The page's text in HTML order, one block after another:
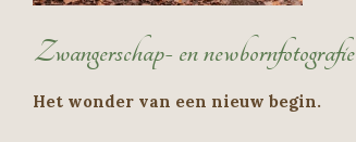
Zwangerschap- en newbornfotografie
Het wonder van een nieuw begin.